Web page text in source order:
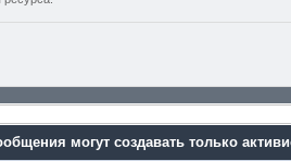
могут создавать только